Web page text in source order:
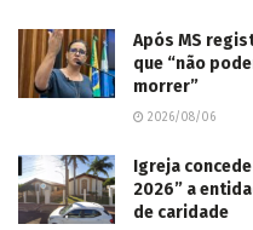
Após MS
que “não
morrer”
2026/08/06
Igreja
2026” a
de caridade